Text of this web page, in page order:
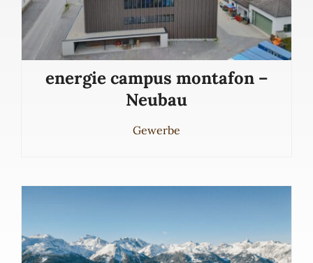
energie campus montafon –
Neubau
Gewerbe